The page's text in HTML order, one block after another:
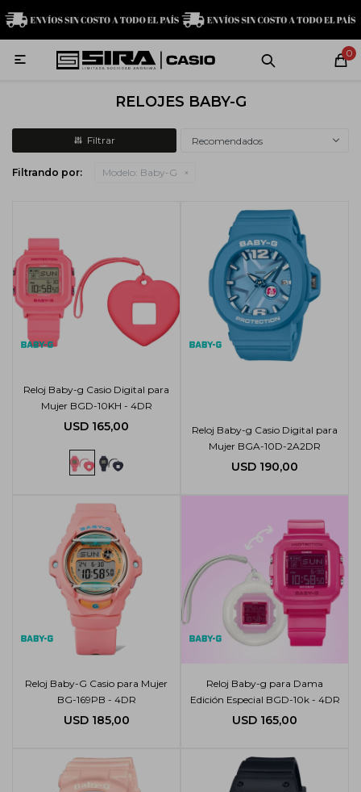
0

RELOJES BABY-G
Recomendados
Filtrando por: Modelo: Baby-G
Reloj Baby-g Casio Digital para
Mujer BGD-10KH - 4DR
USD 165,00
Reloj Baby-g Casio Digital para
Mujer BGA-10D-2A2DR
USD 190,00
Reloj Baby-G Casio para Mujer
BG-169PB - 4DR
USD 185,00
Reloj Baby-g para Dama
Edición Especial BGD-10k - 4DR
USD 165,00
MI CUENTA
Relojes Servicio técnico Contacto
G-Shock
Edifice
Casio